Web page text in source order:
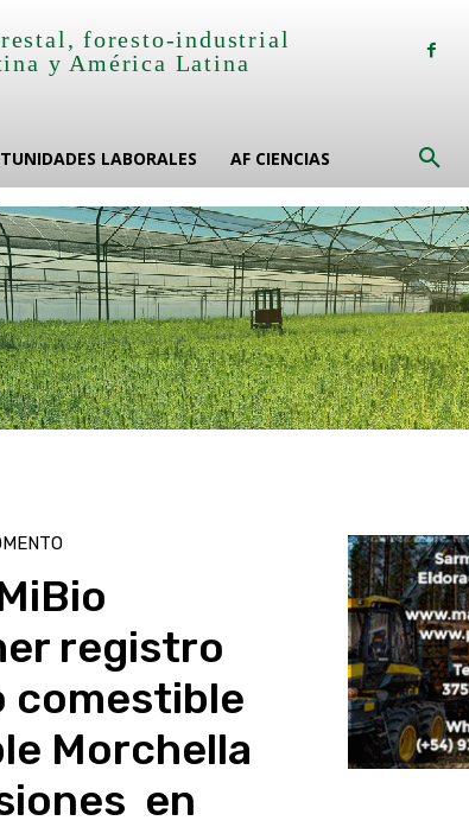
foresto-industrial
y América Latina
LABORALES AF CIENCIAS
registro
comestible
Morchella
en